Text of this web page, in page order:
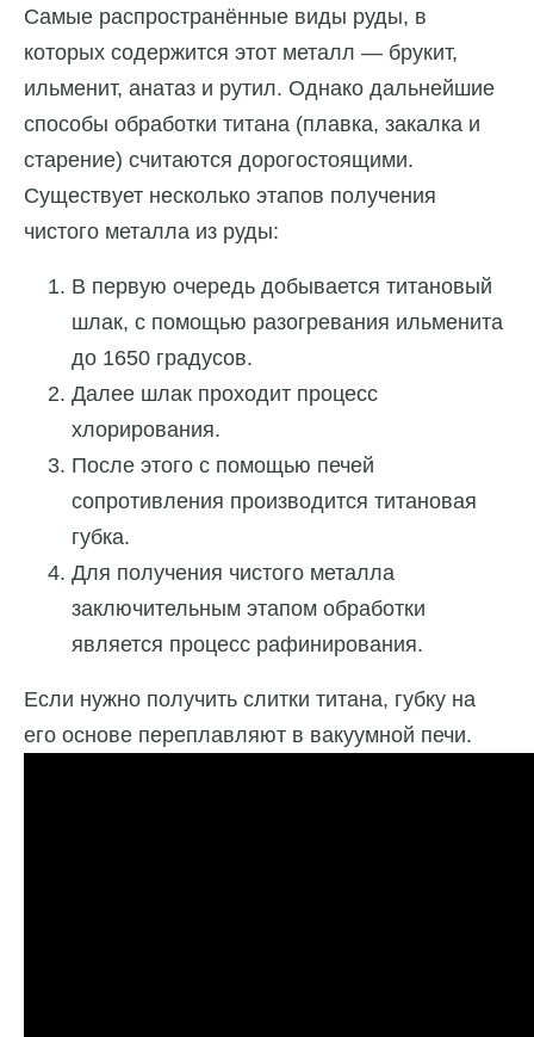
Самые распространённые виды руды, в
которых содержится этот металл — брукит,
ильменит, анатаз и рутил. Однако дальнейшие
способы обработки титана (плавка, закалка и
старение) считаются дорогостоящими.
Существует несколько этапов получения
чистого металла из руды:
В первую очередь добывается титановый
шлак, с помощью разогревания ильменита
до 1650 градусов.
Далее шлак проходит процесс
хлорирования.
После этого с помощью печей
сопротивления производится титановая
губка.
Для получения чистого металла
заключительным этапом обработки
является процесс рафинирования.
Если нужно получить слитки титана, губку на
его основе переплавляют в вакуумной печи.